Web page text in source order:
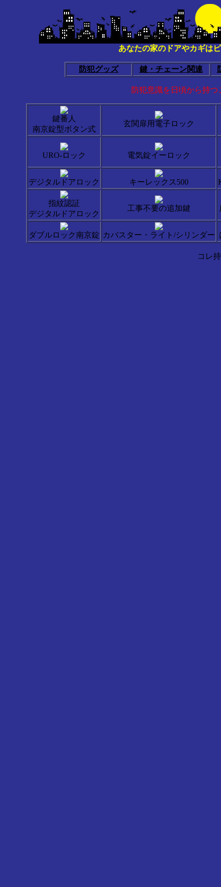
あなたの家のドアやカギは
防犯グッズ 鍵・チェーン関連
防犯意識を日頃から持
鍵番人
南京錠型ボタン式
玄関扉用電子ロック
URO-ロック 電気錠イーロック
デジタルドアロック キーレックス500
指紋認証
デジタルドアロック
工事不要の追加鍵
ダブルロック南京錠 カバスター・ライト/シリンダー
コレ